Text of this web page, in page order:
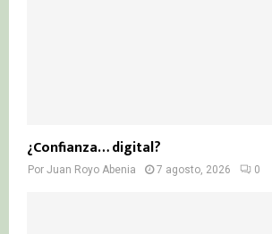
¿Confianza… digital?
Por Juan Royo Abenia 7 agosto, 2026 0